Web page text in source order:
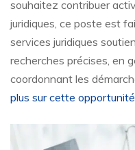
souhaitez contribuer
juridiques, ce poste est
services juridiques
recherches précises, en
coordonnant les
plus sur cette